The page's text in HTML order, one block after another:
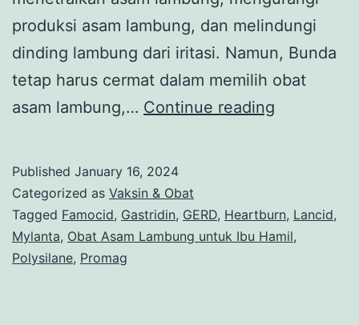
produksi asam lambung, dan melindungi
dinding lambung dari iritasi. Namun, Bunda
tetap harus cermat dalam memilih obat
asam lambung,… Continue reading
untuk
Ibu
Published January 16, 2024
Categorized as Vaksin & Obat
Tagged Famocid, Gastridin, GERD, Heartburn, Lancid,
Mylanta, Obat Asam Lambung untuk Ibu Hamil,
Polysilane, Promag